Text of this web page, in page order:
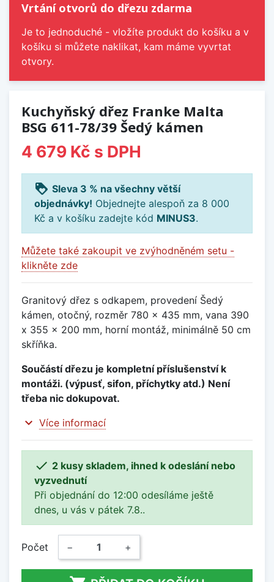
Vrtání otvorů do dřezu zdarma
Je to jednoduché - vložíte produkt do košíku a v
košíku si můžete naklikat, kam máme vyvrtat
otvory.
Kuchyňský dřez Franke Malta
BSG 611-78/39 Šedý kámen
4 679 Kč s DPH
loyalty Sleva 3 % na všechny větší
objednávky! Objednejte alespoň za 8 000
Kč a v košíku zadejte kód MINUS3.
Můžete také zakoupit ve zvýhodněném setu -
klikněte zde
Granitový dřez s odkapem, provedení Šedý
kámen, otočný, rozměr 780 x 435 mm, vana 390
x 355 x 200 mm, horní montáž, minimálně 50 cm
skříňka.
Součástí dřezu je kompletní příslušenství k
montáži. (výpusť, sifon, příchytky atd.) Není
třeba nic dokupovat.
expand_more Více informací
 2 kusy skladem, ihned k odeslání nebo
vyzvednutí
Při objednání do 12:00 odesíláme ještě
dnes, u vás v pátek 7.8..
Počet − +